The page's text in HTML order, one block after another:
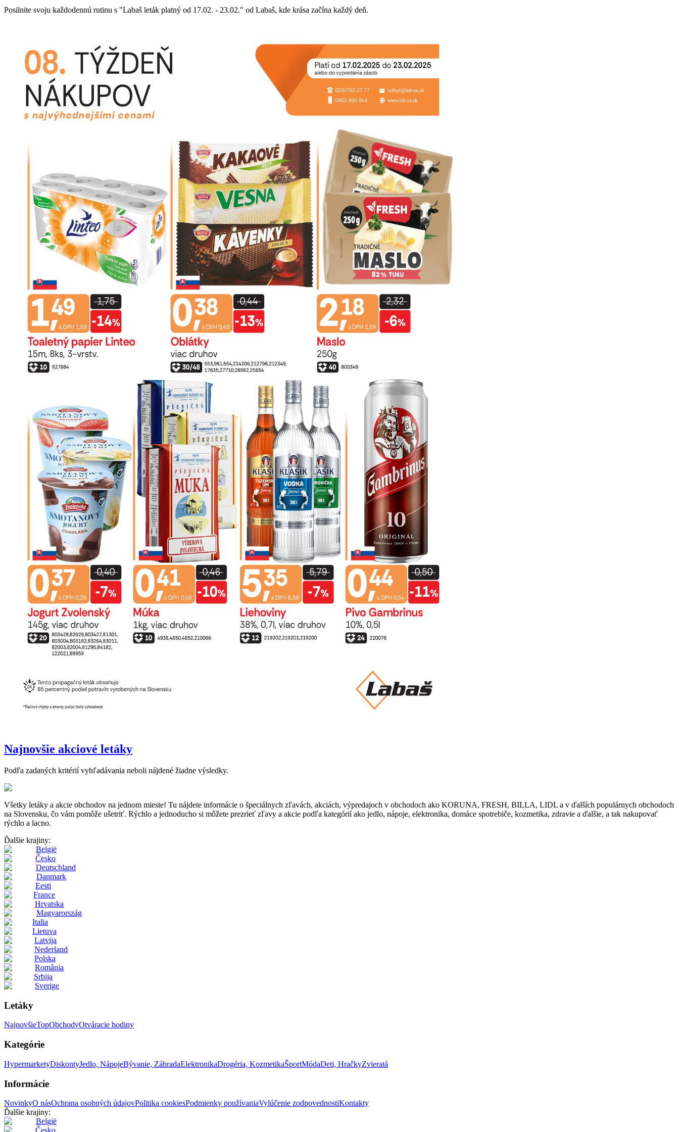
Posilnite svoju každodennú rutinu s "Labaš leták platný od 17.02. - 23.02." od Labaš, kde krása začína každý deň.
Najnovšie akciové letáky
Podľa zadaných kritérií vyhľadávania neboli nájdené žiadne výsledky.
Všetky letáky a akcie obchodov na jednom mieste! Tu nájdete informácie o špeciálnych zľavách, akciách, výpredajoch v obchodoch ako KORUNA, FRESH, BILLA, LIDL a v ďalších populárnych obchodoch
na Slovensku, čo vám pomôže ušetriť. Rýchlo a jednoducho si môžete prezrieť zľavy a akcie podľa kategórií ako jedlo, nápoje, elektronika, domáce spotrebiče, kozmetika, zdravie a ďalšie, a tak nakupovať
rýchlo a lacno.
Ďalšie krajiny:
België
Česko
Deutschland
Danmark
Eesti
France
Hrvatska
Magyarország
Italia
Lietuva
Latvija
Nederland
Polska
România
Srbija
Sverige
Letáky
NajnovšieTopObchodyOtváracie hodiny
Kategórie
HypermarketyDiskontyJedlo, NápojeBývanie, ZáhradaElektronikaDrogéria, KozmetikaŠportMódaDeti, HračkyZvieratá
Informácie
NovinkyO násOchrana osobných údajovPolitika cookiesPodmienky používaniaVylúčenie zodpovednostiKontakty
Ďalšie krajiny:
België